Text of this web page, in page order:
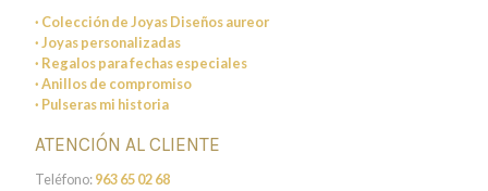
· Colección de Joyas Diseños aureor
· Joyas personalizadas
· Regalos para fechas especiales
· Anillos de compromiso
· Pulseras mi historia
ATENCIÓN AL CLIENTE
Teléfono:963 65 02 68